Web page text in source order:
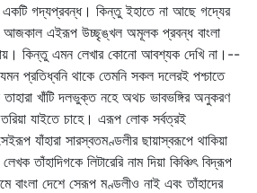
গদ্যপ্রবন্ধ। কিন্তু ইহাতে না আছে গদ্যের
আজকাল এইরূপ উচ্ছৃঙ্খল অমূলক প্রবন্ধ বাংলা
যায়। কিন্তু এমন লেখার কোনো আবশ্যক দেখি না।--
প্রতিধ্বনি থাকে তেমনি সকল দলেরই পশ্চাতে
খাঁটি দলভুক্ত নহে অথচ ভাবভঙ্গির অনুকরণ
যাইতে চাহে। এরূপ লোক সর্বত্রই
যাঁহারা সারস্বতমণ্ডলীর ছায়াস্বরূপে থাকিয়া
তাঁহাদিগকে লিটারেরি নাম দিয়া কিঞ্চিৎ বিদ্রূপ
বাংলা দেশে সেরূপ মণ্ডলীও নাই এবং তাঁহাদের